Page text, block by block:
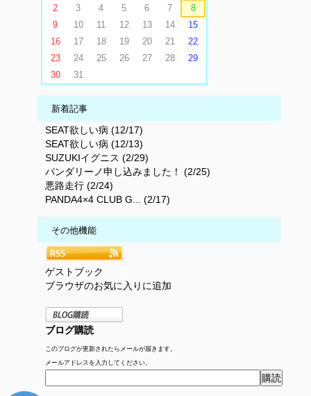
2
3 4 5 6 7
8
9
10 11 12 13 14
15
16
17 18 19 20 21
22
23
24 25 26 27 28
29
30
31
新着記事
SEAT欲しい病 (12/17)
SEAT欲しい病 (12/13)
SUZUKIイグニス (2/29)
パンダリーノ申し込みました！ (2/25)
悪路走行 (2/24)
PANDA4×4 CLUB G... (2/17)
その他機能
ゲストブック
ブラウザのお気に入りに追加
ブログ購読
このブログが更新されたらメールが届きます。
メールアドレスを入力してください。